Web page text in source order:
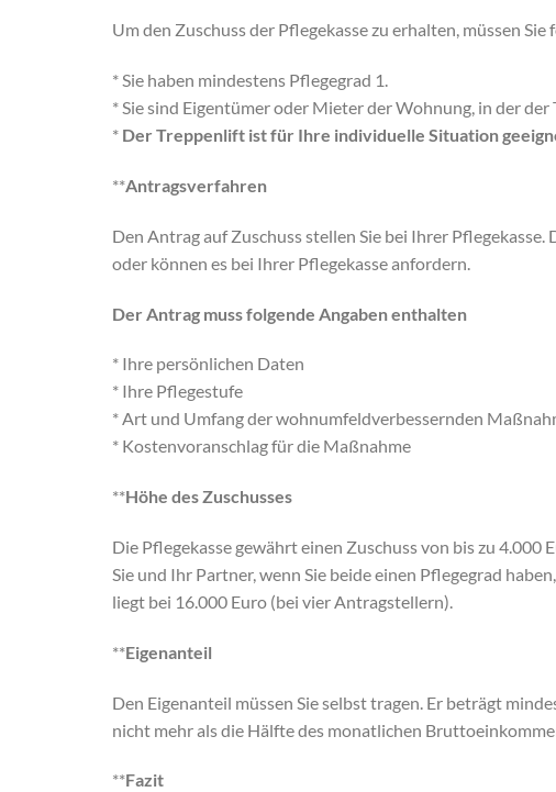
Um den Zuschuss der Pflegekasse zu erhalten, müssen
* Sie haben mindestens Pflegegrad 1.
* Sie sind Eigentümer oder Mieter der Wohnung, in der
* Der Treppenlift ist für Ihre individuelle Situation
**Antragsverfahren
Den Antrag auf Zuschuss stellen Sie bei Ihrer
oder können es bei Ihrer Pflegekasse anfordern.
Der Antrag muss folgende Angaben enthalten
* Ihre persönlichen Daten
* Ihre Pflegestufe
* Art und Umfang der wohnumfeldverbessernden
* Kostenvoranschlag für die Maßnahme
**Höhe des Zuschusses
Die Pflegekasse gewährt einen Zuschuss von bis zu
Sie und Ihr Partner, wenn Sie beide einen Pflegegrad
liegt bei 16.000 Euro (bei vier Antragstellern).
**Eigenanteil
Den Eigenanteil müssen Sie selbst tragen. Er beträgt
nicht mehr als die Hälfte des monatlichen
**Fazit